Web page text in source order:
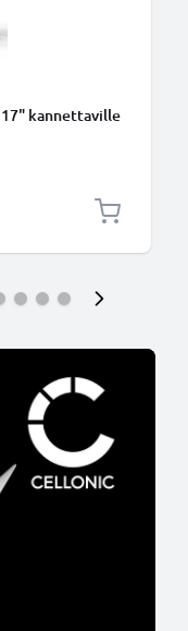
17" kannettaville